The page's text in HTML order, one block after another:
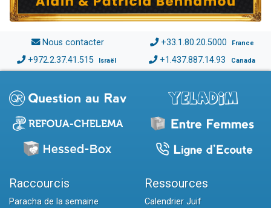
Nous contacter +33.1.80.20.5000 France
+972.2.37.41.515 Israël +1.437.887.14.93 Canada
Raccourcis
Paracha de la semaine
Ressources
Calendrier Juif